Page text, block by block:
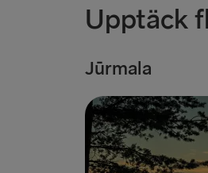
Upptäck
Jūrmala